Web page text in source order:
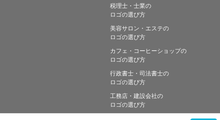
税理士・士業の
ロゴの選び方
美容サロン・エステの
ロゴの選び方
カフェ・コーヒーショップの
ロゴの選び方
行政書士・司法書士の
ロゴの選び方
工務店・建設会社の
ロゴの選び方